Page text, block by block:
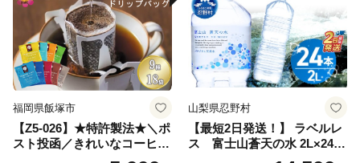
ルメ 福岡 九州 福岡県 国産
日本 ふかむし茶 ふかむし 家
庭用 自宅用 ちゃ りょくちゃ
ふかむしちゃ 急須 甘み 川崎
町 送料無料
福岡県飯塚市
【Z5-026】★特許製法★＼ポ
スト投函／きれいなコーヒー
ドリップバッグ9種セット(18
山梨県忍野村
【最短2日発送！】 ラベルレ
ス 富士山蒼天の水 2L×24本
（4ケース）※離島不可 天然